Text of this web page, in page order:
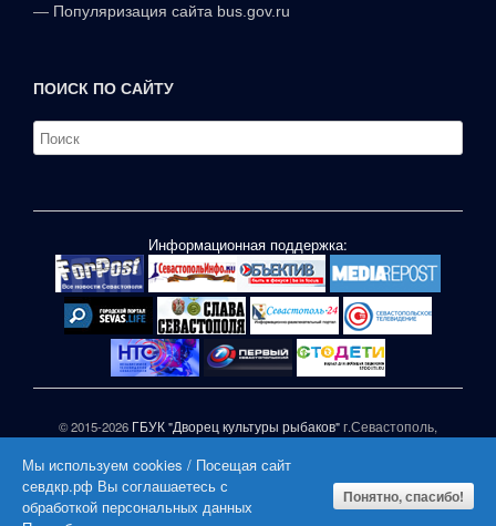
— Популяризация сайта bus.gov.ru
ПОИСК ПО САЙТУ
Информационная поддержка:
© 2015-2026 ГБУК "Дворец культуры рыбаков"г.Севастополь,
При частичном или полном копировании материалов сайта
активная гиперссылка на СЕВДКР.РФ обязательна |
|
Мы используем cookies / Посещая сайт
севдкр.рф Вы соглашаетесь с
обработкой персональных данных
Понятно, спасибо!